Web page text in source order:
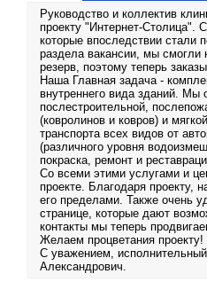
Руководство и коллектив
проекту "Интернет-Столица".
которые впоследствии стали
раздела вакансии, мы смогли
резерв, поэтому теперь
Наша Главная задача -
внутреннего вида зданий. Мы
послестроительной,
(ковролинов и ковров) и
транспорта всех видов от
(различного уровня
покраска, ремонт и
Со всеми этими услугами и
проекте. Благодаря проекту,
его пределами. Также очень
странице, которые дают
контакты мы теперь
Желаем процветания проекту!
С уважением,
Александрович.